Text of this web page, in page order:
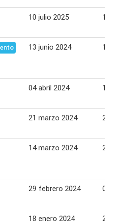
10 julio 2025 16
13 junio 2024 18
04 abril 2024 10
21 marzo 2024 27
14 marzo 2024 20
29 febrero 2024 06
18 enero 2024 24